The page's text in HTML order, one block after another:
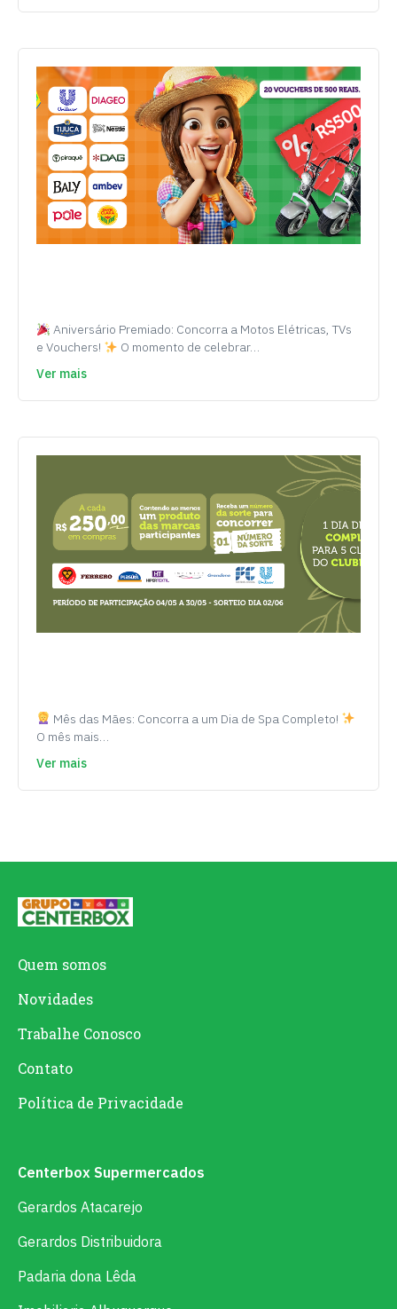
Aniversário Premiado: Concorra a Motos Elétricas, TVs
e Vouchers!
O momento de celebrar…
Ver mais
Mês das Mães: Concorra a um Dia de Spa Completo!
O mês mais…
Ver mais
Quem somos
Novidades
Trabalhe Conosco
Contato
Política de Privacidade
Centerbox Supermercados
Gerardos Atacarejo
Gerardos Distribuidora
Padaria dona Lêda